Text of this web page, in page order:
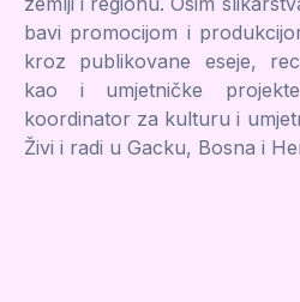
bavi promocijom i
kroz publikovane eseje,
kao i umjetničke
koordinator za kulturu i
Živi i radi u Gacku, Bosna i